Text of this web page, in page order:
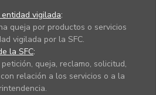
vigilada:
queja por productos o servicios
vigilada por la SFC.
la SFC:
queja, reclamo, solicitud,
relación a los servicios o a la